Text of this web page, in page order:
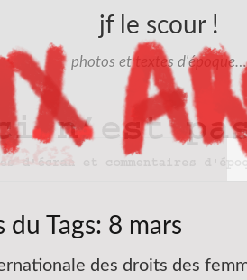
jf le scour !
photos et textes d'époque…
du Tags: 8 mars
des droits des